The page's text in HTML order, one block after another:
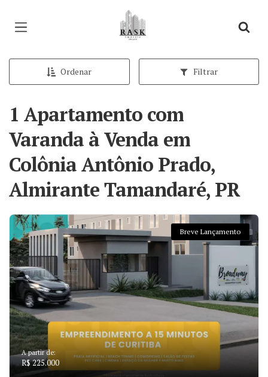
Página inicial
Ordenar Filtrar
1 Apartamento com
Varanda à Venda em
Colônia Antônio Prado,
Almirante Tamandaré, PR
Breve Lançamento
A partir de:
R$ 225.000